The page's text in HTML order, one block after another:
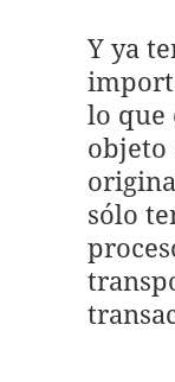
Y ya
lo que
objeto
sólo